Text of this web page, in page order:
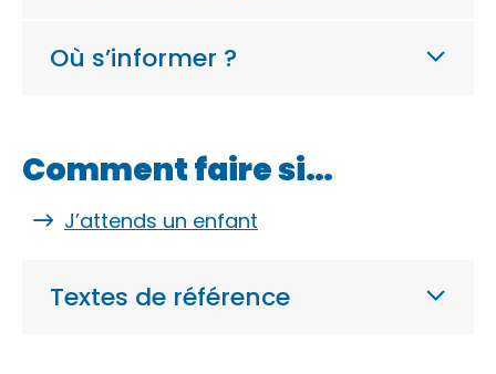
Où s’informer ?
Comment faire si…
J’attends un enfant
Textes de référence